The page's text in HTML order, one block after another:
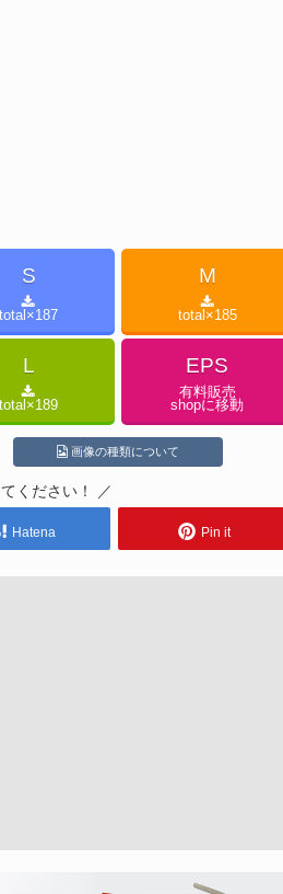
S
total×187
M
total×185
L
total×189
EPS
有料販売
shopに移動
画像の種類について
ください！ ／
Hatena Pin it